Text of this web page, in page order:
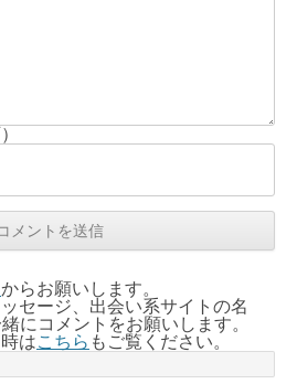
からお願いします。
セージ、出会い系サイトの名
にコメントをお願いします。
はこちら もご覧ください。